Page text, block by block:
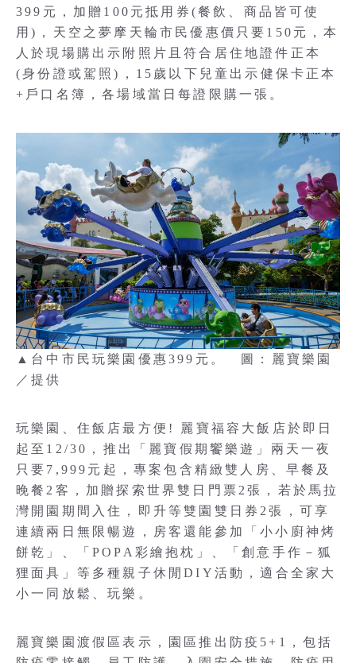
399元，加贈100元抵用券(餐飲、商品皆可使
用)，天空之夢摩天輪市民優惠價只要150元，本
人於現場購出示附照片且符合居住地證件正本
(身份證或駕照)，15歲以下兒童出示健保卡正本
+戶口名簿，各場域當日每證限購一張。
▲台中市民玩樂園優惠399元。 圖：麗寶樂園
／提供
玩樂園、住飯店最方便! 麗寶福容大飯店於即日
起至12/30，推出「麗寶假期饗樂遊」兩天一夜
只要7,999元起，專案包含精緻雙人房、早餐及
晚餐2客，加贈探索世界雙日門票2張，若於馬拉
灣開園期間入住，即升等雙園雙日券2張，可享
連續兩日無限暢遊，房客還能參加「小小廚神烤
餅乾」、「POPA彩繪抱枕」、「創意手作－狐
狸面具」等多種親子休閒DIY活動，適合全家大
小一同放鬆、玩樂。
麗寶樂園渡假區表示，園區推出防疫5+1，包括